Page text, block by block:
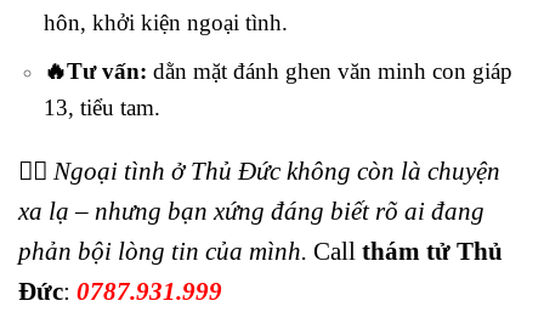
hôn, khởi kiện ngoại tình.
🔥Tư vấn: dằn mặt đánh ghen văn minh con giáp
13, tiểu tam.
🕵️‍♂️ Ngoại tình ở Thủ Đức không còn là chuyện
xa lạ – nhưng bạn xứng đáng biết rõ ai đang
phản bội lòng tin của mình. Call thám tử Thủ
Đức: 0787.931.999